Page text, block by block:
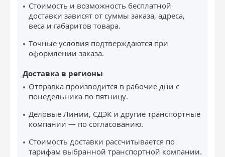
Стоимость и возможность бесплатной
доставки зависят от суммы заказа, адреса,
веса и габаритов товара.
Точные условия подтверждаются при
оформлении заказа.
Доставка в регионы
Отправка производится в рабочие дни с
понедельника по пятницу.
Деловые Линии, СДЭК и другие транспортные
компании — по согласованию.
Стоимость доставки рассчитывается по
тарифам выбранной транспортной компании.